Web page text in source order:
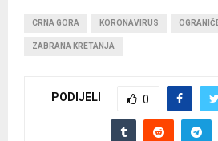
CRNA GORA KORONAVIRUS
ZABRANA KRETANJA
PODIJELI 0